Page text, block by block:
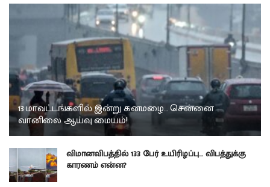
13 மாவட்டங்களில் இன்று கனமழை… சென்னை
வானிலை ஆய்வு மையம்!
விமானவிபத்தில் 133 பேர் உயிரிழப்பு… விபத்துக்கு
காரணம் என்ன?